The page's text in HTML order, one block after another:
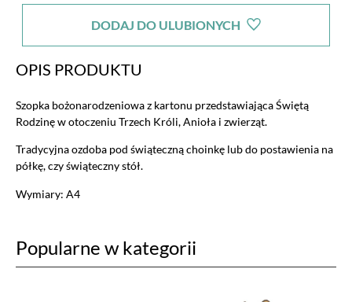
DODAJ DO ULUBIONYCH
OPIS PRODUKTU
Szopka bożonarodzeniowa z kartonu przedstawiająca Świętą
Rodzinę w otoczeniu Trzech Króli, Anioła i zwierząt.
Tradycyjna ozdoba pod świąteczną choinkę lub do postawienia na
półkę, czy świąteczny stół.
Wymiary: A4
Popularne w kategorii